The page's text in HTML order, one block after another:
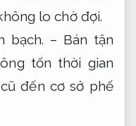
lo chờ đợi.
bạch. – Bán tận
tốn thời gian
đến cơ sở phế